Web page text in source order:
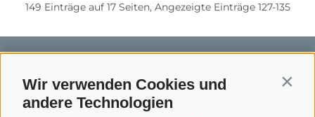
Wir verwenden Cookies und
andere Technologien
149 Einträge auf 17 Seiten, Angezeigte Einträge 127-135
BIKEHOTELS
BIKEN IN